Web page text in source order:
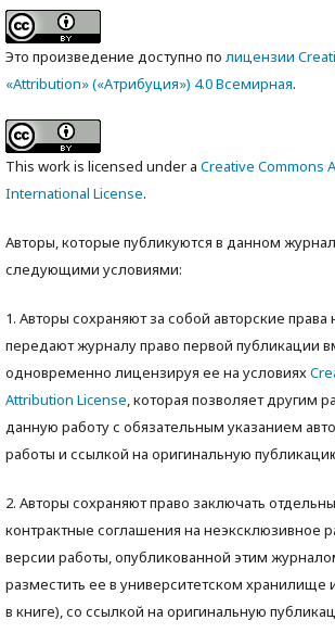
Это произведение доступно по лицензии
«Attribution» («Атрибуция») 4.0 Всемирная.
This work is licensed under a Creative Commons
International License.
Авторы, которые публикуются в данном
следующими условиями:
1. Авторы сохраняют за собой авторские права
передают журналу право первой публикации
одновременно лицензируя ее на условиях
Attribution License, которая позволяет другим
данную работу с обязательным указанием
работы и ссылкой на оригинальную
2. Авторы сохраняют право заключать
контрактные соглашения на неэксклюзивное
версии работы, опубликованной этим
разместить ее в университетском хранилище
в книге), со ссылкой на оригинальную